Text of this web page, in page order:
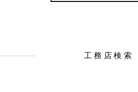
工務店検索